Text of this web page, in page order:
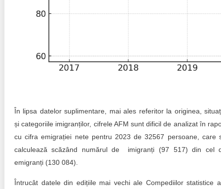
În lipsa datelor suplimentare, mai ales referitor la originea,
și categoriile imigranților, cifrele AFM sunt dificil de analizat în
cu cifra emigrației nete pentru 2023 de 32567 persoane, care
calculează scăzând numărul de imigranți (97 517) din cel
emigranți (130 084).
Întrucât datele din edițiile mai vechi ale Compediilor statistice